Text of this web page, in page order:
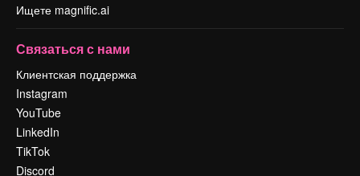
Ищете magnific.ai
Связаться с нами
Клиентская поддержка
Instagram
YouTube
LinkedIn
TikTok
Discord